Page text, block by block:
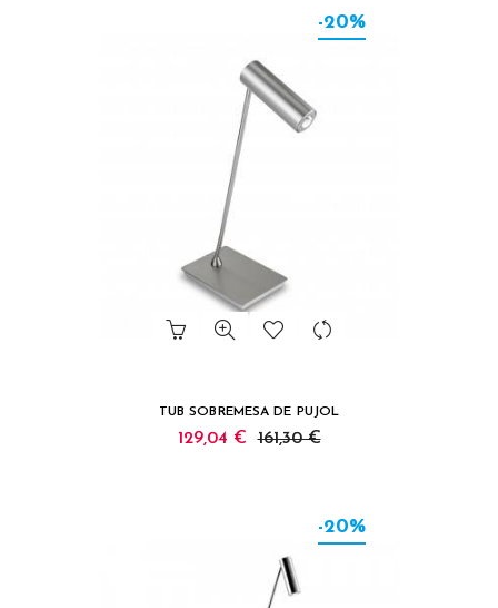
-20%
TUB SOBREMESA DE PUJOL
129,04 € 161,30 €
-20%